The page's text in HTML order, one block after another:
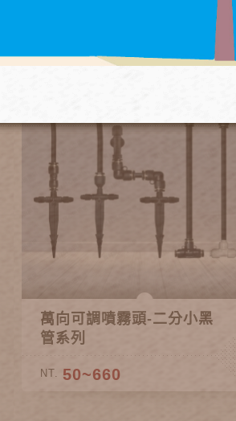
萬向可調噴霧頭-二分小黑
管系列
NT. 50~660